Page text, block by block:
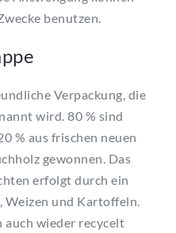
benutzen.
Verpackung, die
wird. 80 % sind
% aus frischen neuen
gewonnen. Das
erfolgt durch ein
Weizen und Kartoffeln.
auch wieder recycelt